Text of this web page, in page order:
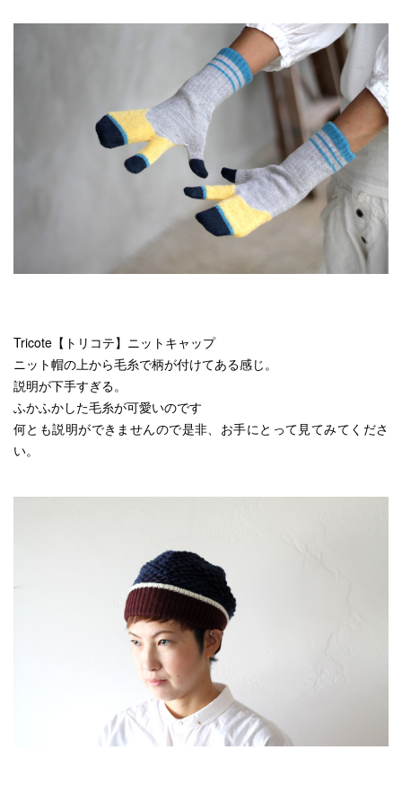
Tricote【トリコテ】ニットキャップ
ニット帽の上から毛糸で柄が付けてある感じ。
説明が下手すぎる。
ふかふかした毛糸が可愛いのです
何とも説明ができませんので是非、お手にとって見てみてくださ
い。